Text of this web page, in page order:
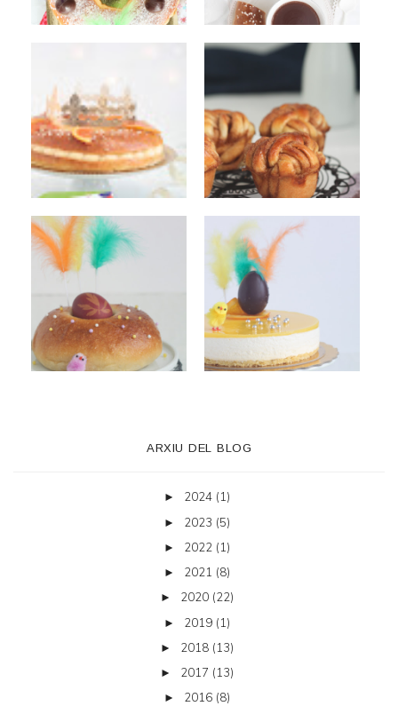
ARXIU DEL BLOG
► 2024 (1)
► 2023 (5)
► 2022 (1)
► 2021 (8)
► 2020 (22)
► 2019 (1)
► 2018 (13)
► 2017 (13)
► 2016 (8)